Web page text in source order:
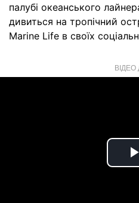
палубі океанського
дивиться на тропічний
Marine Life в своїх